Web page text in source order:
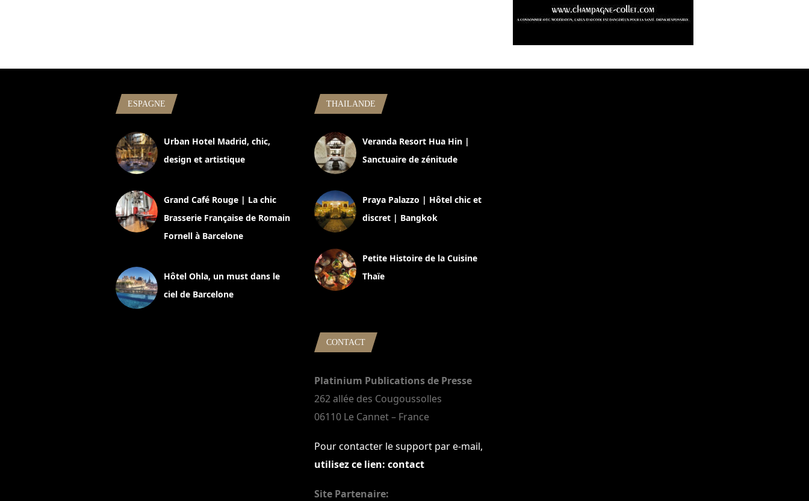
ESPAGNE
Urban Hotel Madrid, chic,
design et artistique
Grand Café Rouge | La chic
Brasserie Française de Romain
Fornell à Barcelone
Hôtel Ohla, un must dans le
ciel de Barcelone
THAILANDE
Veranda Resort Hua Hin |
Sanctuaire de zénitude
Praya Palazzo | Hôtel chic et
discret | Bangkok
Petite Histoire de la Cuisine
Thaïe
CONTACT
Platinium Publications de Presse
262 allée des Cougoussolles
06110 Le Cannet – France
Pour contacter le support par e-mail,
utilisez ce lien: contact
Site Partenaire: